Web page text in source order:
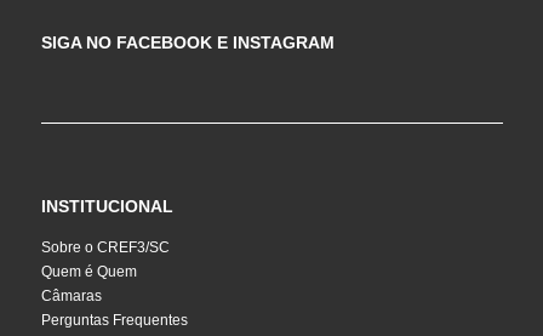
SIGA NO FACEBOOK E INSTAGRAM
INSTITUCIONAL
Sobre o CREF3/SC
Quem é Quem
Câmaras
Perguntas Frequentes